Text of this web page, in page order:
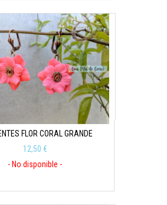
FLOR CORAL GRANDE
12,50 €
- No disponible -